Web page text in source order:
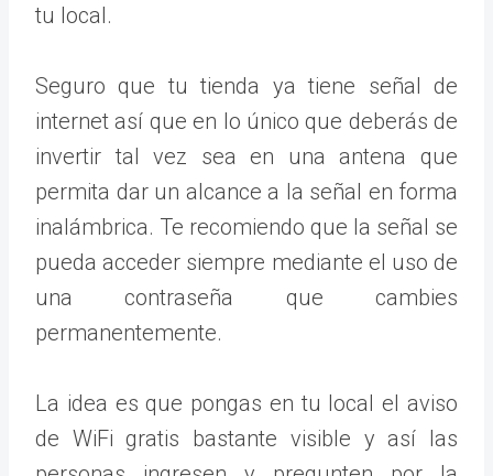
tu local.
Seguro que tu tienda ya tiene señal de
internet así que en lo único que deberás de
invertir tal vez sea en una antena que
permita dar un alcance a la señal en forma
inalámbrica. Te recomiendo que la señal se
pueda acceder siempre mediante el uso de
una contraseña que cambies
permanentemente.
La idea es que pongas en tu local el aviso
de WiFi gratis bastante visible y así las